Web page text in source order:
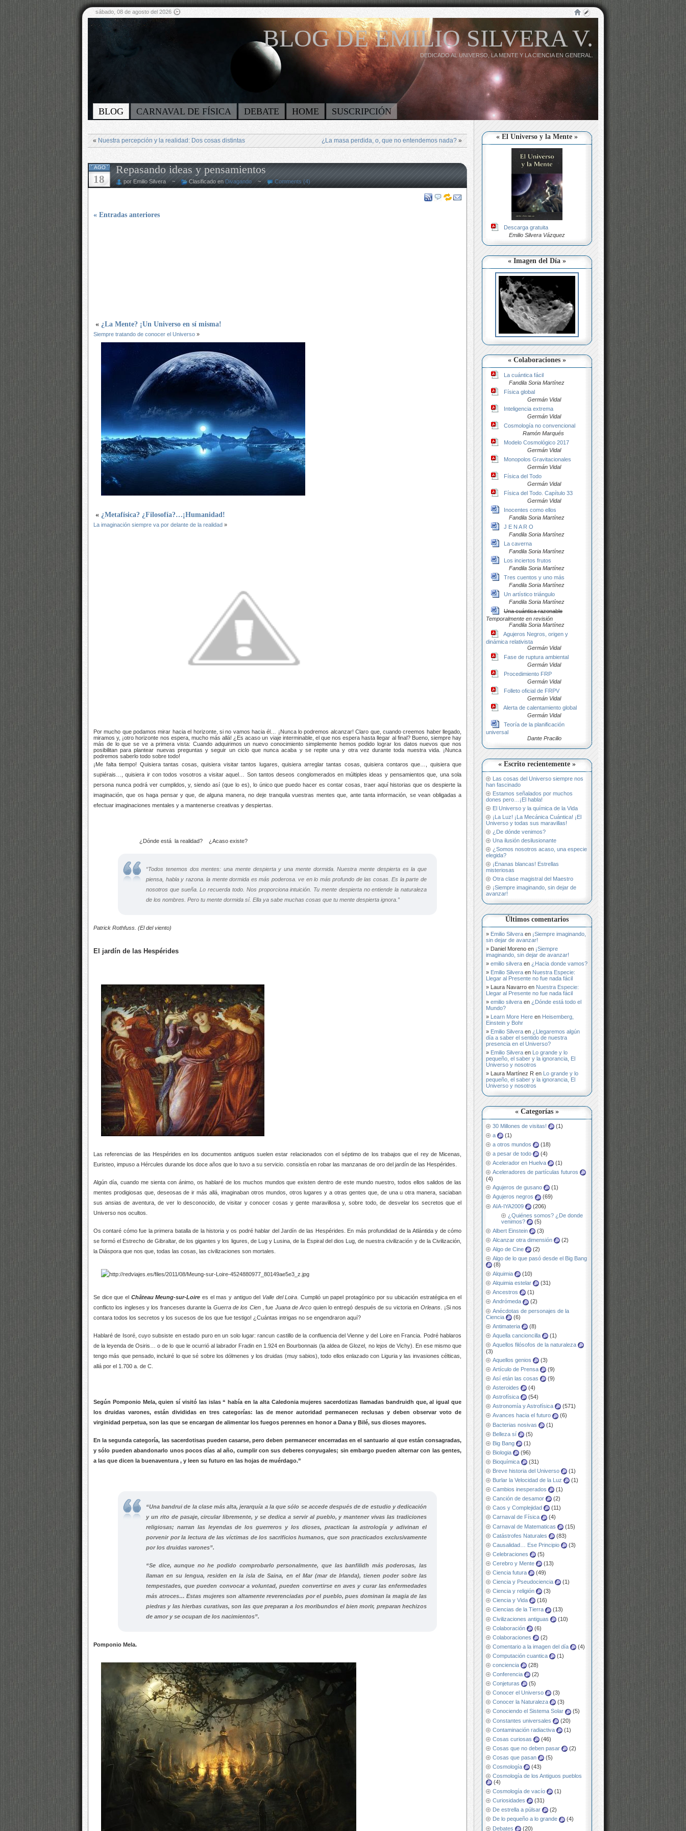
sábado, 08 de agosto del 2026
BLOG DE EMILIO SILVERA V.
DEDICADO AL UNIVERSO, LA MENTE Y LA CIENCIA EN GENERAL.
BLOG CARNAVAL DE FÍSICA DEBATE HOME SUSCRIPCIÓN
« El Universo y la Mente »
Descarga gratuita
Emilio Silvera Vázquez
« Imagen del Día »
« Colaboraciones »
La cuántica fácil
Fandila Soria Martínez
Física global
Germán Vidal
Inteligencia extrema
Germán Vidal
Cosmología no convencional
Ramón Marqués
Modelo Cosmológico 2017
Germán Vidal
Monopolos Gravitacionales
Germán Vidal
Física del Todo
Germán Vidal
Física del Todo. Capítulo 33
Germán Vidal
Inocentes como ellos
Fandila Soria Martínez
J E N A R O
Fandila Soria Martínez
La caverna
Fandila Soria Martínez
Los inciertos frutos
Fandila Soria Martínez
Tres cuentos y uno más
Fandila Soria Martínez
Un artístico triángulo
Fandila Soria Martínez
Una cuántica razonable
Temporalmente en revisión
Fandila Soria Martínez
Agujeros Negros, origen y
dinámica relativista
Germán Vidal
Fase de ruptura ambiental
Germán Vidal
Procedimiento FRP
Germán Vidal
Folleto oficial de FRPV
Germán Vidal
Alerta de calentamiento global
Germán Vidal
Teoría de la planificación
universal
Dante Pracilio
« Escrito recientemente »
Las cosas del Universo siempre nos
han fascinado
Estamos señalados por muchos
dones pero…¡El habla!
El Universo y la química de la Vida
¡La Luz! ¡La Mecánica Cuántica! ¡El
Universo y todas sus maravillas!
¿De dónde venimos?
Una ilusión desilusionante
¿Somos nosotros acaso, una especie
elegida?
¡Enanas blancas! Estrellas
misteriosas
Otra clase magistral del Maestro
¡Siempre imaginando, sin dejar de
avanzar!
Últimos comentarios
Emilio Silvera en ¡Siempre imaginando,
sin dejar de avanzar!
Daniel Moreno en ¡Siempre
imaginando, sin dejar de avanzar!
emilio silvera en ¿Hacia donde vamos?
Emilio Silvera en Nuestra Especie:
Llegar al Presente no fue nada fácil
Laura Navarro en Nuestra Especie:
Llegar al Presente no fue nada fácil
emilio silvera en ¿Dónde está todo el
Mundo?
Learn More Here en Heisemberg,
Einstein y Bohr
Emilio Silvera en ¿Llegaremos algún
día a saber el sentido de nuestra
presencia en el Universo?
Emilio Silvera en Lo grande y lo
pequeño, el saber y la ignorancia, El
Universo y nosotros
Laura Martínez R en Lo grande y lo
pequeño, el saber y la ignorancia, El
Universo y nosotros
« Categorías »
30 Millones de visitas!
(1)
a
(1)
a otros mundos
(18)
a pesar de todo
(4)
Acelerador en Huelva
(1)
Aceleradores de partículas futuros
(4)
Agujeros de gusano
(1)
Agujeros negros
(69)
AIA-IYA2009
(206)
¿Quiénes somos? ¿De donde
venimos?
(5)
Albert Einstein
(3)
Alcanzar otra dimensión
(2)
Algo de Cine
(2)
Algo de lo que pasó desde el Big Bang
(8)
Alquimia
(10)
Alquimia estelar
(31)
Ancestros
(1)
Andrómeda
(2)
Anécdotas de personajes de la
Ciencia
(6)
Antimateria
(8)
Aquella cancioncilla
(1)
Aquellos filósofos de la naturaleza
(3)
Aquellos genios
(3)
Artículo de Prensa
(9)
Así etán las cosas
(9)
Asteroides
(4)
Astrofísica
(54)
Astronomía y Astrofísica
(571)
Avances hacia el futuro
(6)
Bacterias nosivas
(1)
Belleza sí
(5)
Big Bang
(1)
Biologia
(96)
Bioquímica
(31)
Breve historia del Universo
(1)
Burlar la Velocidad de la Luz
(1)
Cambios inesperados
(1)
Canción de desamor
(2)
Caos y Complejidad
(11)
Carnaval de Física
(4)
Carnaval de Matematicas
(15)
Catástrofes Naturales
(83)
Causalidad… Ese Principio
(3)
Celebraciones
(5)
Cerebro y Mente
(13)
Ciencia futura
(49)
Ciencia y Pseudociencia
(1)
Ciencia y religión
(3)
Ciencia y Vida
(16)
Ciencias de la Tierra
(13)
Civilizaciones antiguas
(10)
Colaboración
(6)
Colaboraciones
(2)
Comentario a la imagen del día
(4)
Computación cuantica
(1)
conciencia
(28)
Conferencia
(2)
Conjeturas
(5)
Conocer el Universo
(3)
Conocer la Naturaleza
(3)
Conociendo el Sistema Solar
(5)
Constantes universales
(20)
Contaminación radiactiva
(1)
Cosas curiosas
(46)
Cosas que no deben pasar
(2)
Cosas que pasan
(5)
Cosmología
(43)
Cosmología de los Antiguos pueblos
(4)
Cosmología de vacío
(1)
Curiosidades
(31)
De estrella a púlsar
(2)
De lo pequeño a lo grande
(4)
Debates
(20)
« Nuestra percepción y la realidad: Dos cosas distintas ¿La masa perdida, o, que no entendemos nada? »
AGO
18
Repasando ideas y pensamientos
por Emilio Silvera ~ Clasificado en Divagando~ Comments (4)
« Entradas anteriores
« ¿La Mente? ¡Un Universo en sí misma!
Siempre tratando de conocer el Universo »
« ¿Metafísica? ¿Filosofía?…¡Humanidad!
La imaginación siempre va por delante de la realidad »
Por mucho que podamos mirar hacia el horizonte, si no vamos hacia él… ¡Nunca lo podremos alcanzar! Claro que, cuando creemos haber llegado,
miramos y, ¡otro horizonte nos espera, mucho más allá! ¿Es acaso un viaje interminable, el que nos espera hasta llegar al final? Bueno, siempre hay
más de lo que se ve a primera vista: Cuando adquirimos un nuevo conocimiento simplemente hemos podido lograr los datos nuevos que nos
posibilitan para plantear nuevas preguntas y seguir un ciclo que nunca acaba y se repite una y otra vez durante toda nuestra vida. ¡Nunca
podremos saberlo todo sobre todo!
¡Me falta tiempo! Quisiera tantas cosas, quisiera visitar tantos lugares, quisiera arreglar tantas cosas, quisiera contaros que…, quisiera que
supiérais…, quisiera ir con todos vosotros a visitar aquel… Son tantos deseos conglomerados en múltiples ideas y pensamientos que, una sola
persona nunca podrá ver cumplidos, y, siendo así (que lo es), lo único que puedo hacer es contar cosas, traer aquí historias que os despierte la
imaginación, que os haga pensar y que, de alguna manera, no deje tranquila vuestras mentes que, ante tanta información, se vean obligadas a
efectuar imaginaciones mentales y a mantenerse creativas y despiertas.
¿Dónde está la realidad? ¿Acaso existe?
“Todos tenemos dos mentes: una mente despierta y una mente dormida. Nuestra mente despierta es la que
piensa, habla y razona. la mente dormida es más poderosa. ve en lo más profundo de las cosas. Es la parte de
nosotros que sueña. Lo recuerda todo. Nos proporciona intuición. Tu mente despierta no entiende la naturaleza
de los nombres. Pero tu mente dormida sí. Ella ya sabe muchas cosas que tu mente despierta ignora.”
Patrick Rothfuss. (El del viento)
El jardín de las Hespérides
Las referencias de las Hespérides en los documentos antiguos suelen estar relacionados con el séptimo de los trabajos que el rey de Micenas,
Euristeo, impuso a Hércules durande los doce años que lo tuvo a su servicio. consistía en robar las manzanas de oro del jardín de las Hespérides.
Algún día, cuando me sienta con ánimo, os hablaré de los muchos mundos que existen dentro de este mundo nuestro, todos ellos salidos de las
mentes prodigiosas que, deseosas de ir más allá, imaginaban otros mundos, otros lugares y a otras gentes que, de una u otra manera, saciaban
sus ansias de aventura, de ver lo desconocido, de visitar y conocer cosas y gente maravillosa y, sobre todo, de desvelar los secretos que el
Universo nos ocultos.
Os contaré cómo fue la primera batalla de la historia y os podré hablar del Jardín de las Hespérides. En más profundidad de la Atlántida y de cómo
se formó el Estrecho de Gibraltar, de los gigantes y los ligures, de Lug y Lusina, de la Espiral del dios Lug, de nuestra civilización y de la Civilización,
la Diáspora que nos que, todas las cosas, las civilizaciones son mortales.
Se dice que el Château Meung-sur-Loire es el mas y antiguo del Valle del Loira . Cumplió un papel protagónico por su ubicación estratégica en el
conflicto los ingleses y los franceses durante la Guerra de los Cien , fue Juana de Arco quien lo entregó después de su victoria enOrleans . ¡Si nos
contara todos los secretos y los sucesos de los que fue testigo! ¿Cuántas intrigas no se engendraron aquí?
Hablaré de Isoré, cuyo subsiste en estado puro en un solo lugar: rancun castillo de la confluencia del Vienne y del Loire en Francia. Podré hablaros
de la leyenda de Osiris… o de lo que le ocurrió al labrador Fradin en 1.924 en Bourbonnais (la aldea de Glozel, no lejos de Vichy). En ese mismo que
tengo más que pensado, incluiré lo que sé sobre los dólmenes y los druidas (muy sabios), todo ellos enlazado con Liguria y las invasiones célticas,
allá por el 1.700 a. de C.
Según Pomponio Mela, quien sí visitó las islas “ había en la alta Caledonia mujeres sacerdotizas llamadas bandruidh que, al igual que
los druidas varones, están divididas en tres categorías: las de menor autoridad permanecen reclusas y deben observar voto de
virginidad perpetua, son las que se encargan de alimentar los fuegos perennes en honor a Dana y Bilé, sus dioses mayores.
En la segunda categoría, las sacerdotisas pueden casarse, pero deben permanecer encerradas en el santuario al que están consagradas,
y sólo pueden abandonarlo unos pocos días al año, cumplir con sus deberes conyugales; sin embargo pueden alternar con las gentes,
a las que dicen la buenaventura , y leen su futuro en las hojas de muérdago.”
“Una bandrui de la clase más alta, jerarquía a la que sólo se accede después de de estudio y dedicación
y un rito de pasaje, circular libremente, y se dedica a servir al pueblo, y mantener vivas las tradiciones
religiosas; narran las leyendas de los guerreros y los dioses, practican la astrología y adivinan el
porvenir por la lectura de las víctimas de los sacrificios humanos, que son practicados exclusivamente
por los druidas varones”.
“Se dice, aunque no he podido comprobarlo personalmente, que las banfilidh más poderosas, las
llaman en su lengua, residen en la isla de Saina, en el Mar (mar de Irlanda), tienen poder sobre las
tempestades, que pueden convocar a voluntad, pueden convertirse en aves y curar las enfermedades
más atroces… Estas mujeres son altamente reverenciadas por el pueblo, pues dominan la magia de las
piedras y las hierbas curativas, son las que preparan a los moribundos el bien morir, preparan hechizos
de amor y se ocupan de los nacimientos”.
Pomponio Mela.